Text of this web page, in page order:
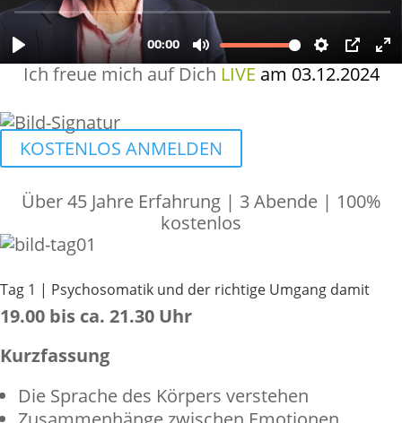
Ich freue mich auf Dich LIVE am 03.12.2024
KOSTENLOS ANMELDEN
Über 45 Jahre Erfahrung | 3 Abende | 100%
kostenlos
Tag 1 | Psychosomatik und der richtige Umgang damit
19.00 bis ca. 21.30 Uhr
Kurzfassung
Die Sprache des Körpers verstehen